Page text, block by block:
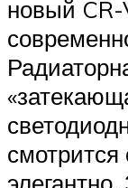
новый CR-
смотрится